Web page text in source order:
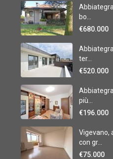
bo...
€680.000
ter...
€520.000
più...
€196.000
Vigevano,
con gr...
€75.000